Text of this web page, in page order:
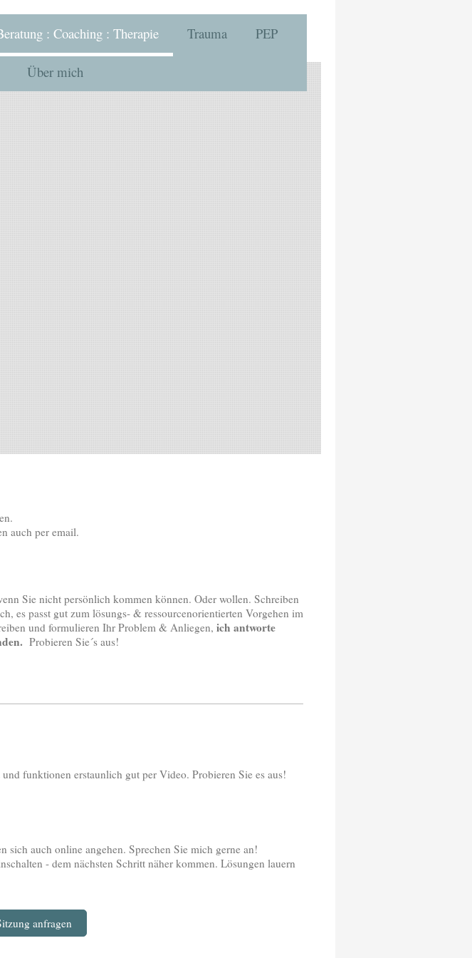
: Coaching : Therapie Trauma PEP
Über mich
auch per email.
Sie nicht persönlich kommen können. Oder wollen. Schreiben
es passt gut zum lösungs- & ressourcenorientierten Vorgehen im
und formulieren Ihr Problem & Anliegen, ich antworte
Probieren Sie´s aus!
funktionen erstaunlich gut per Video. Probieren Sie es aus!
sich auch online angehen. Sprechen Sie mich gerne an!
- dem nächsten Schritt näher kommen. Lösungen lauern
anfragen